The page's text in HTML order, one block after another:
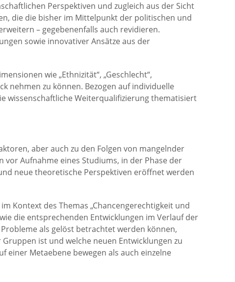
Perspektiven und zugleich aus der Sicht
die die bisher im Mittelpunkt der politischen und
– gegebenenfalls auch revidieren.
sowie innovativer Ansätze aus der
wie „Ethnizität“, „Geschlecht“,
nehmen zu können. Bezogen auf individuelle
wissenschaftliche Weiterqualifizierung thematisiert
aber auch zu den Folgen von mangelnder
Aufnahme eines Studiums, in der Phase der
neue theoretische Perspektiven eröffnet werden
Kontext des Themas „Chancengerechtigkeit und
die entsprechenden Entwicklungen im Verlauf der
als gelöst betrachtet werden können,
ist und welche neuen Entwicklungen zu
einer Metaebene bewegen als auch einzelne